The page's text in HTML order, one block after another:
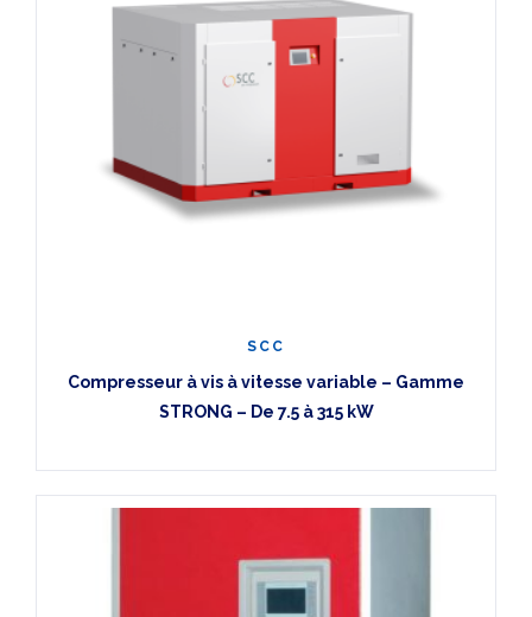
SCC
Compresseur à vis à vitesse variable – Gamme
STRONG – De 7.5 à 315 kW